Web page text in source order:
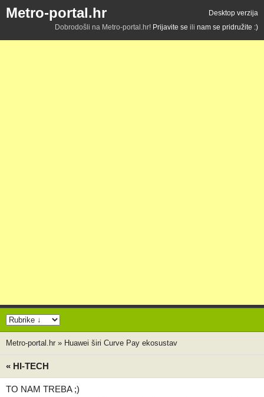
Metro-portal.hr
Desktop verzija
Dobrodošli na Metro-portal.hr! Prijavite se ili nam se pridružite :)
Metro-portal.hr » Huawei širi Curve Pay ekosustav
« HI-TECH
TO NAM TREBA ;)